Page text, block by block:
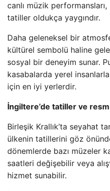
canlı müzik
tatiller oldukça yaygındır.
Daha geleneksel bir
kültürel sembolü haline
sosyal bir deneyim sunar.
kasabalarda yerel
için en iyi yerlerdir.
İngiltere’de tatiller ve
Birleşik Krallık’ta seyahat
ülkenin tatillerini göz
dönemlerde bazı müzeler
saatleri değişebilir veya
hizmet sunabilir.